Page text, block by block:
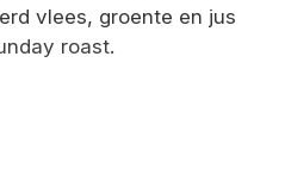
vlees, groente en jus
roast.